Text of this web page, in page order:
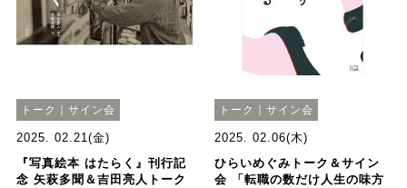
トーク｜サイン会
2025. 02.21(金)
『写真絵本 はたらく』刊行記
念 矢萩多聞＆吉田亮人トーク
トーク｜サイン会
2025. 02.06(木)
ひらいめぐみトーク＆サイン
会 「転職の数だけ人生の味方